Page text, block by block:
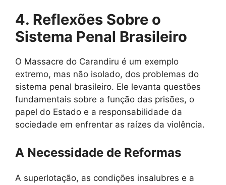
4. Reflexões Sobre o
Sistema Penal Brasileiro
O Massacre do Carandiru é um exemplo
extremo, mas não isolado, dos problemas do
sistema penal brasileiro. Ele levanta questões
fundamentais sobre a função das prisões, o
papel do Estado e a responsabilidade da
sociedade em enfrentar as raízes da violência.
A Necessidade de Reformas
A superlotação, as condições insalubres e a